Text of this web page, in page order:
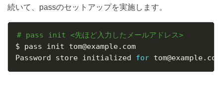
続いて、passのセットアップを実施します。
# pass init <先ほど入力したメールアドレス>
$ pass init tom@example.com
Password store initialized for tom@example.com